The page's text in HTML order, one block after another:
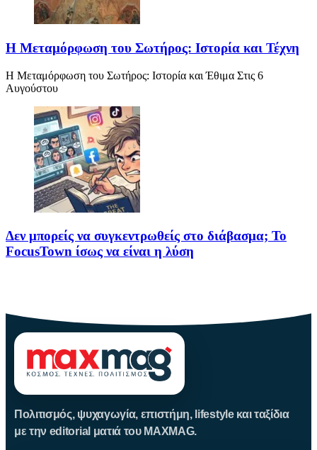
Η Μεταμόρφωση του Σωτήρος: Ιστορία και Τέχνη
Η Μεταμόρφωση του Σωτήρος: Ιστορία και Έθιμα Στις 6
Αυγούστου
Δεν μπορείς να συγκεντρωθείς στο διάβασμα; Το
FocusTown ίσως να είναι η λύση
Πολιτισμός, ψυχαγωγία, επιστήμη, lifestyle και ταξίδια
με την editorial ματιά του MAXMAG.